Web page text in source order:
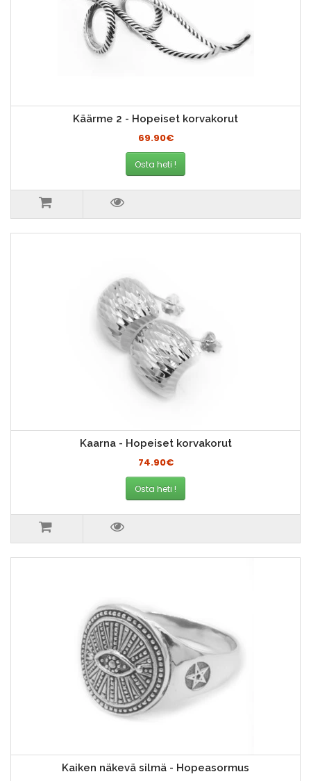
Käärme 2 - Hopeiset korvakorut
69.90€
Osta heti !
Kaarna - Hopeiset korvakorut
74.90€
Osta heti !
Kaiken näkevä silmä - Hopeasormus